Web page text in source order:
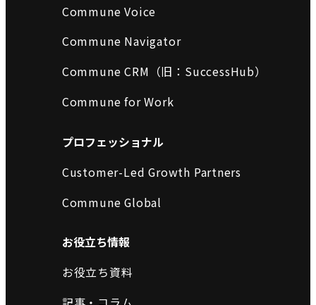
Commune Voice
Commune Navigator
Commune CRM（旧：SuccessHub）
Commune for Work
プロフェッショナル
Customer-Led Growth Partners
Commune Global
お役立ち情報
お役立ち資料